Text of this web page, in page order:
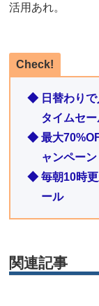
活用あれ。
Check!
◆ 日替わりで
タイムセー
◆ 最大
ャンペーン
◆ 毎朝10時更
ール
関連記事